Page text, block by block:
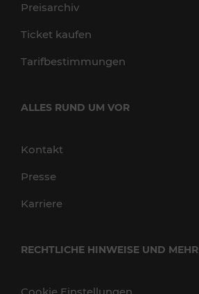
Preisarchiv
Ticket kaufen
Tarifbestimmungen
ALLES RUND UM VOR
Kontakt
Presse
Karriere
RECHTLICHE HINWEISE UND MEHR